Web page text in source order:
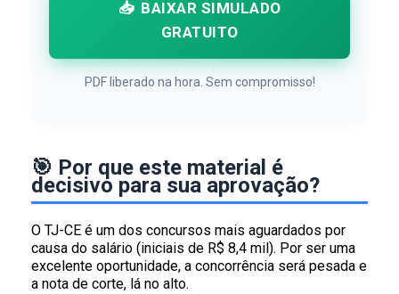
📥 BAIXAR SIMULADO
GRATUITO
PDF liberado na hora. Sem compromisso!
🎯 Por que este material é
decisivo para sua aprovação?
O TJ-CE é um dos concursos mais aguardados por
causa do salário (iniciais de R$ 8,4 mil). Por ser uma
excelente oportunidade, a concorrência será pesada e
a nota de corte, lá no alto.